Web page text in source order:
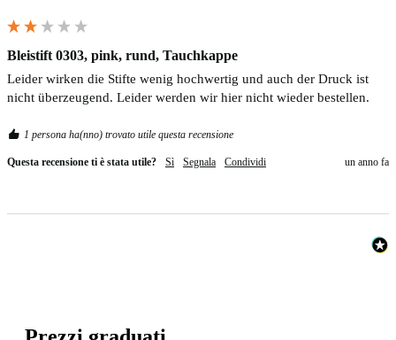
Bleistift 0303, pink, rund, Tauchkappe
Leider wirken die Stifte wenig hochwertig und auch der Druck ist
nicht überzeugend. Leider werden wir hier nicht wieder bestellen.
1 persona ha(nno) trovato utile questa recensione
Questa recensione ti è stata utile? Sì Segnala Condividi un anno fa